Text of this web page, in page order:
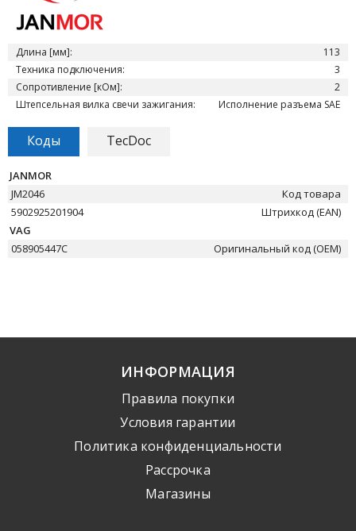
Длина [мм]:
113
Техника подключения:
3
Сопротивление [кОм]:
2
Штепсельная вилка свечи зажигания:
Исполнение разъема SAE
Коды TecDoc
JANMOR
JM2046
Код товара
5902925201904
Штрихкод (EAN)
VAG
058905447C
Оригинальный код (OEM)
ИНФОРМАЦИЯ
Правила покупки
Условия гарантии
Политика конфиденциальности
Рассрочка
Mагазины